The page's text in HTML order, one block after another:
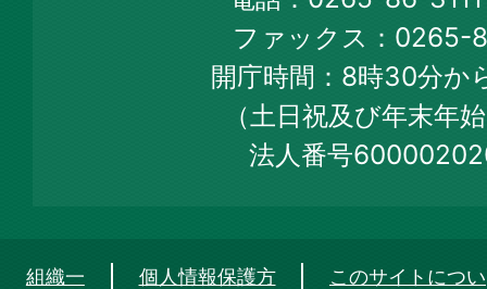
Official
Web
Site
ファックス：0265-
開庁時間：8時30分か
（土日祝及び年末年
法人番号
組織一
個人情報保護方
このサイトについ